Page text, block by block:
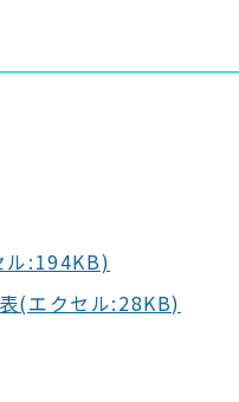
ル:194KB)
(エクセル:28KB)